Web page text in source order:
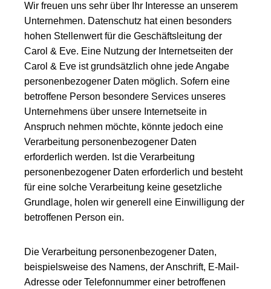
Wir freuen uns sehr über Ihr Interesse an unserem
Unternehmen. Datenschutz hat einen besonders
hohen Stellenwert für die Geschäftsleitung der
Carol & Eve. Eine Nutzung der Internetseiten der
Carol & Eve ist grundsätzlich ohne jede Angabe
personenbezogener Daten möglich. Sofern eine
betroffene Person besondere Services unseres
Unternehmens über unsere Internetseite in
Anspruch nehmen möchte, könnte jedoch eine
Verarbeitung personenbezogener Daten
erforderlich werden. Ist die Verarbeitung
personenbezogener Daten erforderlich und besteht
für eine solche Verarbeitung keine gesetzliche
Grundlage, holen wir generell eine Einwilligung der
betroffenen Person ein.
Die Verarbeitung personenbezogener Daten,
beispielsweise des Namens, der Anschrift, E-Mail-
Adresse oder Telefonnummer einer betroffenen